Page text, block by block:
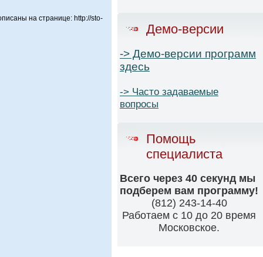
на странице: http://sto-
Демо-версии
-> Демо-версии программ
здесь
-> Часто задаваемые
вопросы
Помощь
специалиста
Всего через 40 секунд мы
подберем вам программу!
(812) 243-14-40
Работаем с 10 до 20 время
Московское.